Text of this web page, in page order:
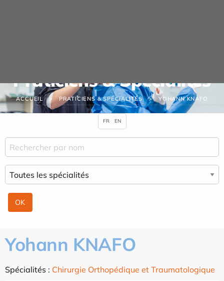
Praticiens & Spécialités
ACCUEIL PRATICIENS & SPÉCIALITÉS YOHANN KNAFO
Yohann KNAFO
Spécialités : Chirurgie Orthopédique et Traumatologique
FR EN